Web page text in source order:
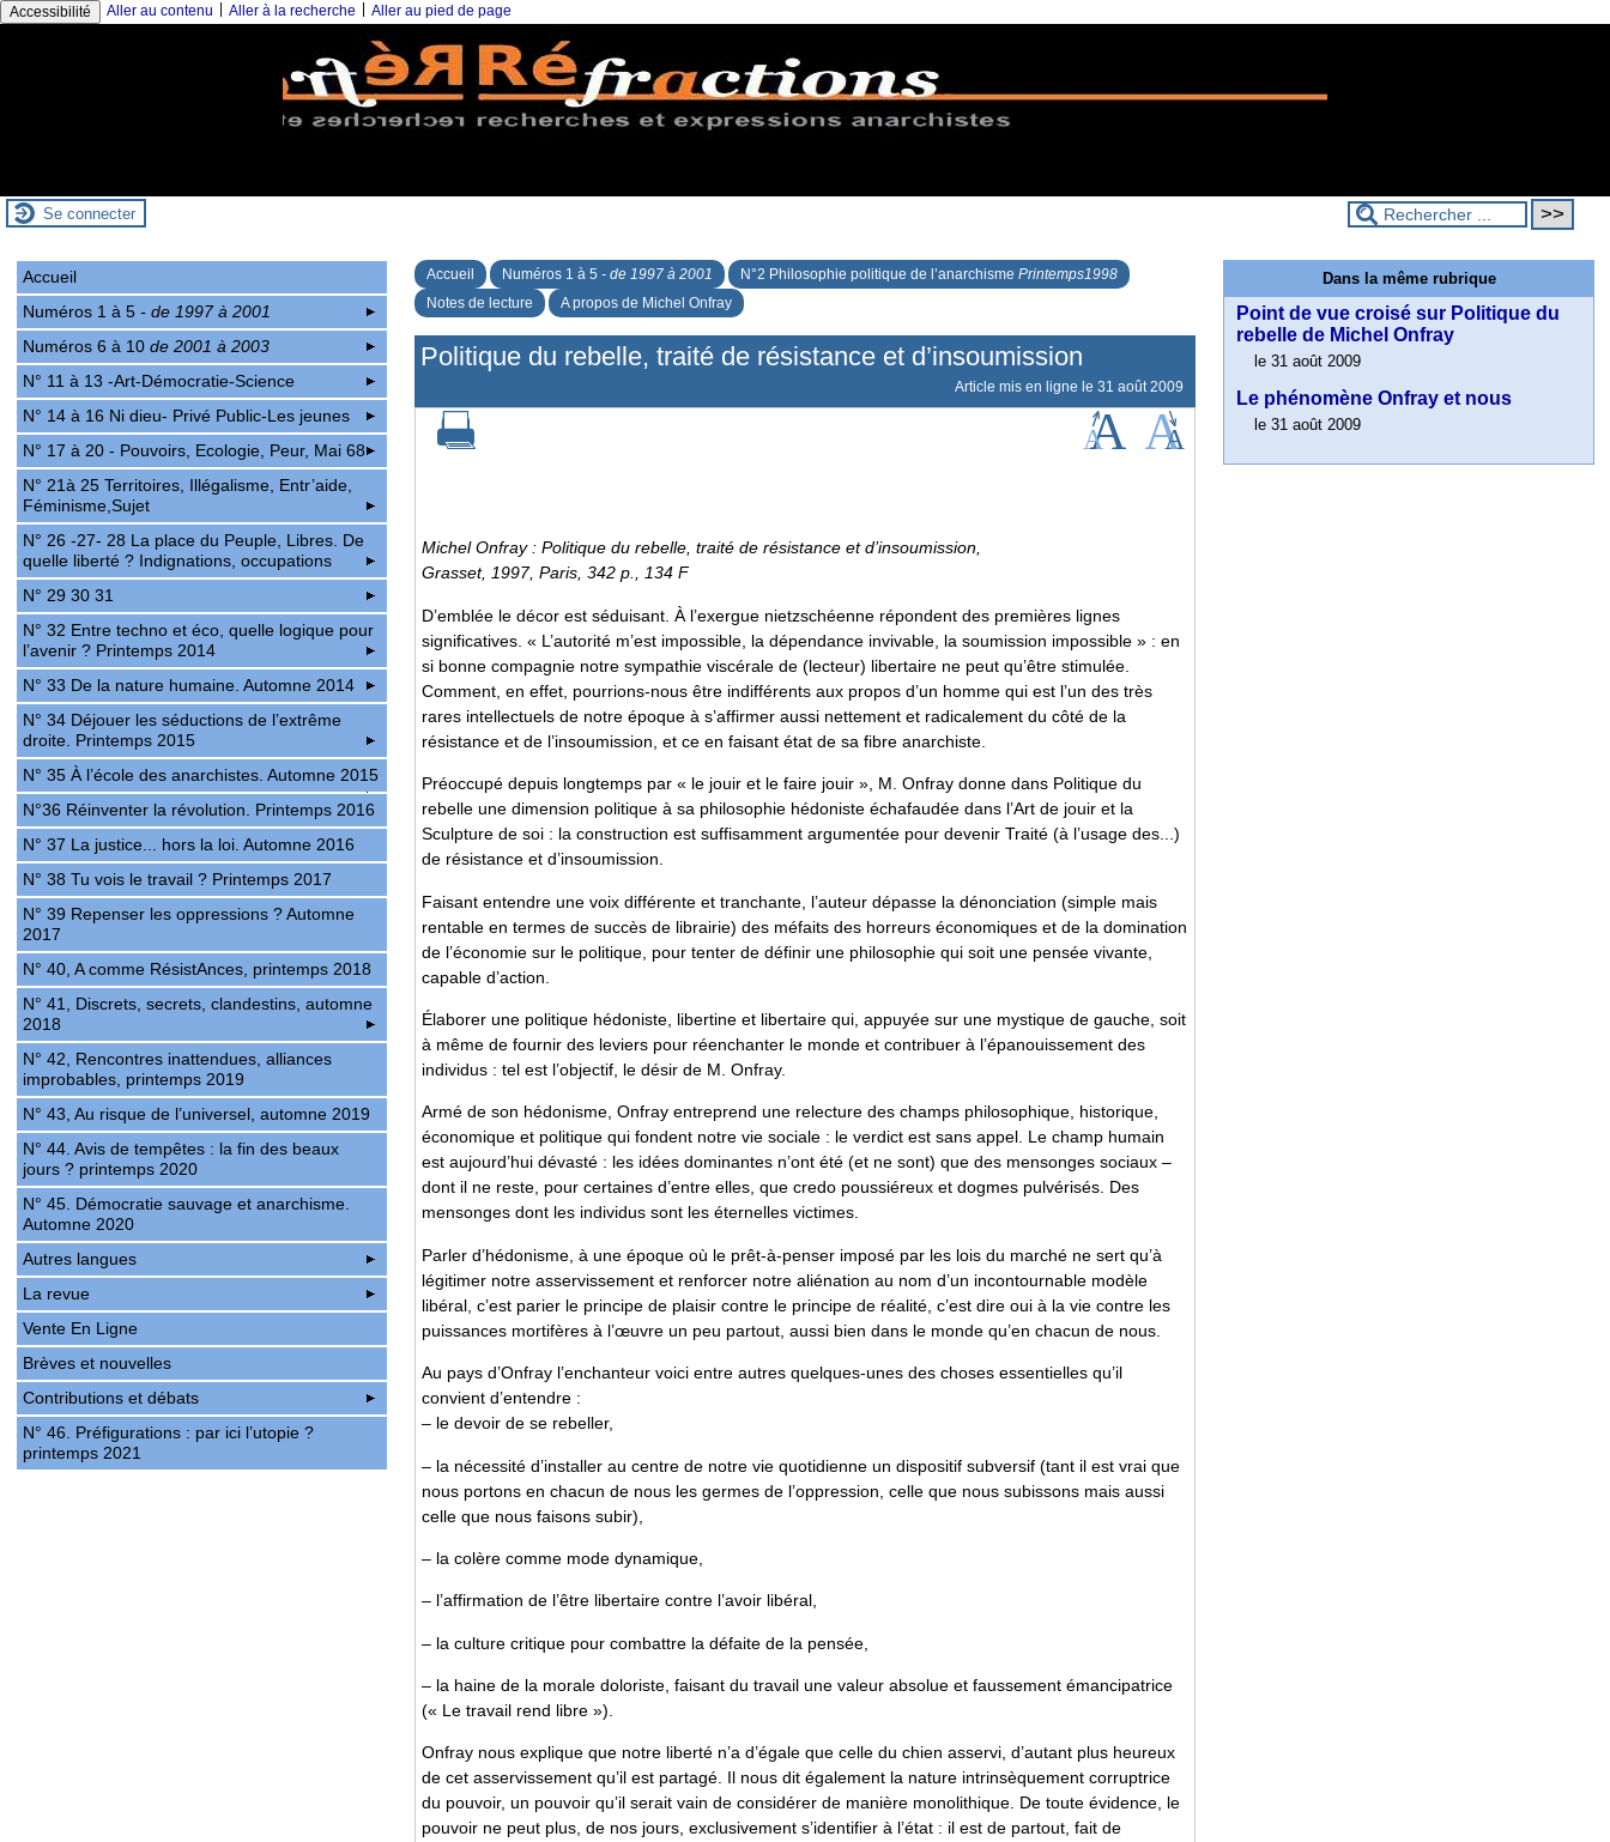
Accessibilité Aller au contenu Aller à la recherche Aller au pied de page
Se connecter
Accueil Numéros 1 à 5 - de 1997 à 2001 N°2 Philosophie politique de l’anarchisme Printemps1998
Notes de lecture
A propos de Michel Onfray
Politique du rebelle, traité de résistance et d’insoumission
Article mis en ligne le 31 août 2009
Michel Onfray : Politique du rebelle, traité de résistance et d’insoumission,
Grasset, 1997, Paris, 342 p., 134 F
D’emblée le décor est séduisant. À l’exergue nietzschéenne répondent des premières lignes
significatives. « L’autorité m’est impossible, la dépendance invivable, la soumission impossible » : en
si bonne compagnie notre sympathie viscérale de (lecteur) libertaire ne peut qu’être stimulée.
Comment, en effet, pourrions-nous être indifférents aux propos d’un homme qui est l’un des très
rares intellectuels de notre époque à s’affirmer aussi nettement et radicalement du côté de la
résistance et de l’insoumission, et ce en faisant état de sa fibre anarchiste.
Préoccupé depuis longtemps par « le jouir et le faire jouir », M. Onfray donne dans Politique du
rebelle une dimension politique à sa philosophie hédoniste échafaudée dans l’Art de jouir et la
Sculpture de soi : la construction est suffisamment argumentée pour devenir Traité (à l’usage des...)
de résistance et d’insoumission.
Faisant entendre une voix différente et tranchante, l’auteur dépasse la dénonciation (simple mais
rentable en termes de succès de librairie) des méfaits des horreurs économiques et de la domination
de l’économie sur le politique, pour tenter de définir une philosophie qui soit une pensée vivante,
capable d’action.
Élaborer une politique hédoniste, libertine et libertaire qui, appuyée sur une mystique de gauche, soit
à même de fournir des leviers pour réenchanter le monde et contribuer à l’épanouissement des
individus : tel est l’objectif, le désir de M. Onfray.
Armé de son hédonisme, Onfray entreprend une relecture des champs philosophique, historique,
économique et politique qui fondent notre vie sociale : le verdict est sans appel. Le champ humain
est aujourd’hui dévasté : les idées dominantes n’ont été (et ne sont) que des mensonges sociaux –
dont il ne reste, pour certaines d’entre elles, que credo poussiéreux et dogmes pulvérisés. Des
mensonges dont les individus sont les éternelles victimes.
Parler d’hédonisme, à une époque où le prêt-à-penser imposé par les lois du marché ne sert qu’à
légitimer notre asservissement et renforcer notre aliénation au nom d’un incontournable modèle
libéral, c’est parier le principe de plaisir contre le principe de réalité, c’est dire oui à la vie contre les
puissances mortifères à l’œuvre un peu partout, aussi bien dans le monde qu’en chacun de nous.
Au pays d’Onfray l’enchanteur voici entre autres quelques-unes des choses essentielles qu’il
convient d’entendre :
– le devoir de se rebeller,
– la nécessité d’installer au centre de notre vie quotidienne un dispositif subversif (tant il est vrai que
nous portons en chacun de nous les germes de l’oppression, celle que nous subissons mais aussi
celle que nous faisons subir),
– la colère comme mode dynamique,
– l’affirmation de l’être libertaire contre l’avoir libéral,
– la culture critique pour combattre la défaite de la pensée,
– la haine de la morale doloriste, faisant du travail une valeur absolue et faussement émancipatrice
(« Le travail rend libre »).
Onfray nous explique que notre liberté n’a d’égale que celle du chien asservi, d’autant plus heureux
de cet asservissement qu’il est partagé. Il nous dit également la nature intrinsèquement corruptrice
du pouvoir, un pouvoir qu’il serait vain de considérer de manière monolithique. De toute évidence, le
pouvoir ne peut plus, de nos jours, exclusivement s’identifier à l’état : il est de partout, fait de
Accueil
Numéros 1 à 5- de 1997 à 2001
Numéros 6 à 10de 2001 à 2003
N° 11 à 13 -Art-Démocratie-Science
N° 14 à 16 Ni dieu- Privé Public-Les jeunes
N° 17 à 20 - Pouvoirs, Ecologie, Peur, Mai 68
N° 21à 25 Territoires, Illégalisme, Entr’aide,
Féminisme,Sujet
N° 26 -27- 28 La place du Peuple, Libres. De
quelle liberté ? Indignations, occupations
N° 29 30 31
N° 32 Entre techno et éco, quelle logique pour
l’avenir ? Printemps 2014
N° 33 De la nature humaine. Automne 2014
N° 34 Déjouer les séductions de l’extrême
droite. Printemps 2015
N° 35 À l’école des anarchistes. Automne 2015
N°36 Réinventer la révolution. Printemps 2016
N° 37 La justice... hors la loi. Automne 2016
N° 38 Tu vois le travail ? Printemps 2017
N° 39 Repenser les oppressions ? Automne
2017
N° 40, A comme RésistAnces, printemps 2018
N° 41, Discrets, secrets, clandestins, automne
2018
N° 42, Rencontres inattendues, alliances
improbables, printemps 2019
N° 43, Au risque de l’universel, automne 2019
N° 44. Avis de tempêtes : la fin des beaux
jours ? printemps 2020
N° 45. Démocratie sauvage et anarchisme.
Automne 2020
Autres langues
La revue
Vente En Ligne
Brèves et nouvelles
Contributions et débats
N° 46. Préfigurations : par ici l’utopie ?
printemps 2021
Dans la même rubrique
Point de vue croisé sur Politique du
rebelle de Michel Onfray
le 31 août 2009
Le phénomène Onfray et nous
le 31 août 2009